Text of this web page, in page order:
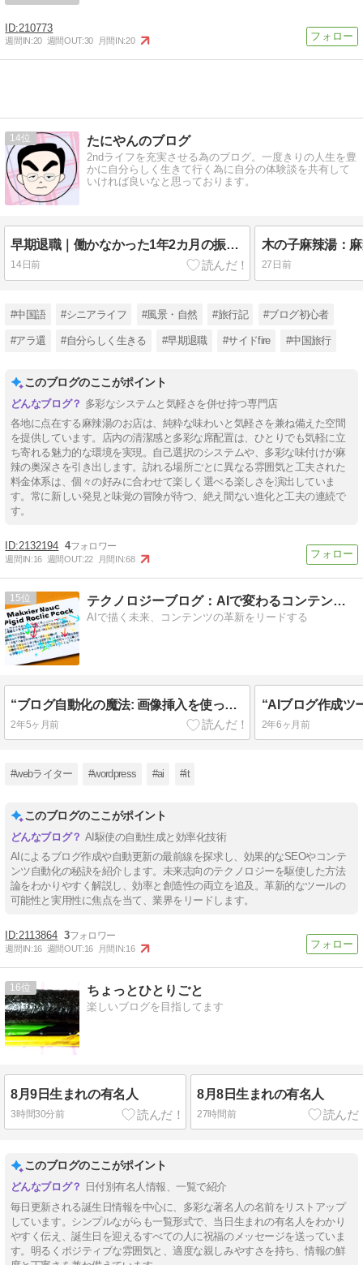
210773
週間IN:20 週間OUT:30 月間IN:20
14 たにやんのブログ
2ndライフを充実させる為のブログ。一度きりの人生を豊
かに自分らしく生きて行く為に自分の体験談を共有して
いければ良いなと思っております。
早期退職｜働かなかった1年2カ月の振り返り
14日前
木の子麻辣湯：
27日前
#中国語 #シニアライフ #風景・自然 #旅行記 #ブログ初心者
#アラ還 #自分らしく生きる #早期退職 #サイドfire #中国旅行
このブログのここがポイント
多彩なシステムと気軽さを併せ持つ専門店
各地に点在する麻辣湯のお店は、純粋な味わいと気軽さを兼ね備えた空間
を提供しています。店内の清潔感と多彩な席配置は、ひとりでも気軽に立
ち寄れる魅力的な環境を実現。自己選択のシステムや、多彩な味付けが麻
辣の奥深さを引き出します。訪れる場所ごとに異なる雰囲気と工夫された
料金体系は、個々の好みに合わせて楽しく選べる楽しさを演出していま
す。常に新しい発見と味覚の冒険が待つ、絶え間ない進化と工夫の連続で
す。
2132194 4
週間IN:16 週間OUT:22 月間IN:68
15 テクノロジーブログ：AIで変わるコンテンツ制作
AIで描く未来、コンテンツの革新をリードする
“ブログ自動化の魔法: 画像挿入を使ってコンテンツを次のレベルへ引き上げる方法”
2年5ヶ月前 2年6ヶ月前
#webライター #wordpress #ai #it
このブログのここがポイント
AI駆使の自動生成と効率化技術
AIによるブログ作成や自動更新の最前線を探求し、効果的なSEOやコンテ
ンツ自動化の秘訣を紹介します。未来志向のテクノロジーを駆使した方法
論をわかりやすく解説し、効率と創造性の両立を追及。革新的なツールの
可能性と実用性に焦点を当て、業界をリードします。
2113864 3
週間IN:16 週間OUT:16 月間IN:16
16 ちょっとひとりごと
楽しいブログを目指してます
8月9日生まれの有名人
3時間30分前
8月8日生まれの有名人
27時間前
このブログのここがポイント
日付別有名人情報、一覧で紹介
毎日更新される誕生日情報を中心に、多彩な著名人の名前をリストアップ
しています。シンプルながらも一覧形式で、当日生まれの有名人をわかり
やすく伝え、誕生日を迎えるすべての人に祝福のメッセージを送っていま
す。明るくポジティブな雰囲気と、適度な親しみやすさを持ち、情報の鮮